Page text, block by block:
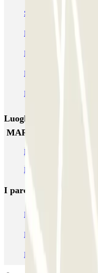
Saba Aeroporto di
MART PARKING –
MART PARKING – Car
Parking Brindisi - Shuttle
PugliaParking Shuttle
Luoghi ed eventi che
MART PARKING –
Parcheggio aeroporto
Parcheggi vicino al Porto
I parcheggi
Parcheggio Venezia
Parcheggio Roma
Parcheggio Malpensa